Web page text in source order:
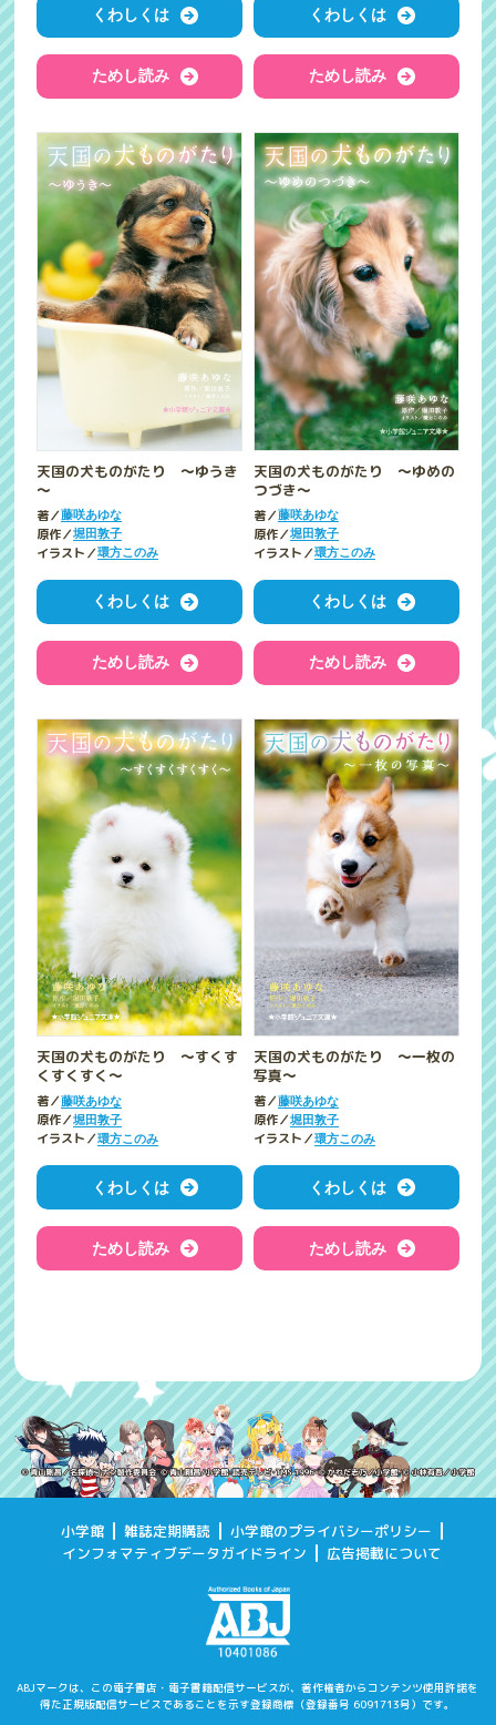
くわしくは
ためし読み
くわしくは
ためし読み
天国の犬ものがたり ～ゆうき
～
著／藤咲あゆな
原作／堀田敦子
イラスト／環方このみ
くわしくは
ためし読み
天国の犬ものがたり ～ゆめの
つづき～
著／藤咲あゆな
原作／堀田敦子
イラスト／環方このみ
くわしくは
ためし読み
天国の犬ものがたり ～すくす
くすくすく～
著／藤咲あゆな
原作／堀田敦子
イラスト／環方このみ
くわしくは
ためし読み
天国の犬ものがたり ～一枚の
写真～
著／藤咲あゆな
原作／堀田敦子
イラスト／環方このみ
くわしくは
ためし読み
小学館 雑誌定期購読
小学館のプライバシーポリシー
インフォマティブデータガイドライン
広告掲載について
ABJマークは、この電子書店・電子書籍配信サービスが、著作権者からコンテンツ使用許諾を
得た正規版配信サービスであることを示す登録商標（登録番号 6091713号）です。